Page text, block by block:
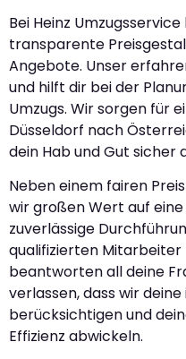
Bei Heinz
transparente
Angebote. Unser
und hilft dir bei der
Umzugs. Wir sorgen für
Düsseldorf nach
dein Hab und Gut sicher
Neben einem fairen
wir großen Wert auf
zuverlässige
qualifizierten Mitarbeiter
beantworten all deine
verlassen, dass wir
berücksichtigen und
Effizienz abwickeln.